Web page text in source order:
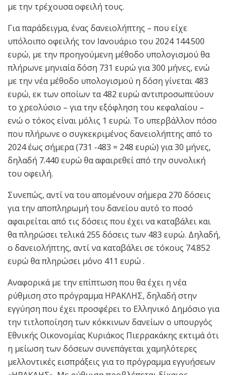
με την τρέχουσα οφειλή τους.
Για παράδειγμα, ένας δανειολήπτης – που είχε
υπόλοιπο οφειλής τον Ιανουάριο του 2024 144.500
ευρώ, με την προηγούμενη μέθοδο υπολογισμού θα
πλήρωνε μηνιαία δόση 731 ευρώ για 300 μήνες, ενώ
με την νέα μέθοδο υπολογισμού η δόση γίνεται 483
ευρώ, εκ των οποίων τα 482 ευρώ αντιπροσωπεύουν
το χρεολύσιο – για την εξόφληση του κεφαλαίου –
ενώ ο τόκος είναι μόλις 1 ευρώ. Το υπερβάλλον πόσο
που πλήρωνε ο συγκεκριμένος δανειολήπτης από το
2024 έως σήμερα (731 -483 = 248 ευρώ) για 30 μήνες,
δηλαδή 7.440 ευρώ θα αφαιρεθεί από την συνολική
του οφειλή.
Συνεπώς, αντί να του απομένουν σήμερα 270 δόσεις
για την αποπληρωμή του δανείου αυτό το ποσό
αφαιρείται από τις δόσεις που έχει να καταβάλει και
θα πληρώσει τελικά 255 δόσεις των 483 ευρώ. Δηλαδή,
ο δανειολήπτης, αντί να καταβάλει σε τόκους 74.852
ευρώ θα πληρώσει μόνο 411 ευρώ .
Αναφορικά με την επίπτωση που θα έχει η νέα
ρύθμιση στο πρόγραμμα ΗΡΑΚΛΗΣ, δηλαδή στην
εγγύηση που έχει προσφέρει το Ελληνικό Δημόσιο για
την τιτλοποίηση των κόκκινων δανείων ο υπουργός
Εθνικής Οικονομίας Κυριάκος Πιερρακάκης εκτιμά ότι
η μείωση των δόσεων συνεπάγεται χαμηλότερες
μελλοντικές εισπράξεις για το πρόγραμμα εγγυήσεων